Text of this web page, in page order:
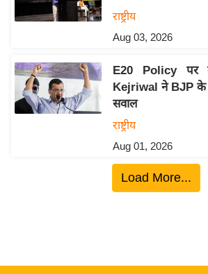
त
यं
इं
डि
या
व
राष्ट्रीय
Aug 03, 2026
E20 Policy पर
Kejriwal ने BJP के
सवाल
राष्ट्रीय
Aug 01, 2026
Load More...